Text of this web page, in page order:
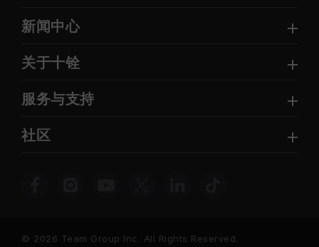
新闻中心
关于十铨
服务与支持
社区
© 2026 Team Group Inc. All Rights Reserved.